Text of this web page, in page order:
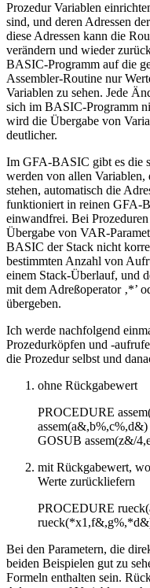
Prozedur Variablen
sind, und deren Adressen
diese Adressen kann die
verändern und wieder
BASIC-Programm auf die
Assembler-Routine nur
Variablen zu sehen. Jede
sich im BASIC-Programm
wird die Übergabe von
deutlicher.
Im GFA-BASIC gibt es die
werden von allen
stehen, automatisch die
funktioniert in reinen GFA-
einwandfrei. Bei
Übergabe von VAR-
BASIC der Stack nicht
bestimmten Anzahl von
einem Stack-Überlauf, und
mit dem Adreßoperator ‚*’
übergeben.
Ich werde nachfolgend
Prozedurköpfen und -
die Prozedur selbst und
ohne Rückgabewert
PROCEDURE
GOSUB assem(z&/
mit Rückgabewert,
Werte zurückliefern
PROCEDURE
Bei den Parametern, die
beiden Beispielen gut zu
Formeln enthalten sein.